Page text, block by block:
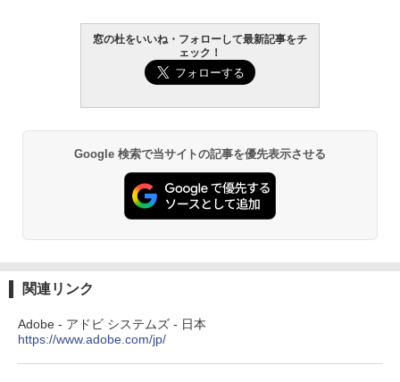
窓の杜をいいね・フォローして最新記事をチ
ェック！
Google 検索で当サイトの記事を優先表示させる
関連リンク
Adobe - アドビ システムズ - 日本
https://www.adobe.com/jp/